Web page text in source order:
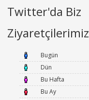
Twitter'da Biz
Ziyaretçilerimiz
Bugün
Dün
Bu Hafta
Bu Ay